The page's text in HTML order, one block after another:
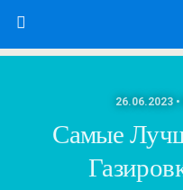
26.06.2023
Самые